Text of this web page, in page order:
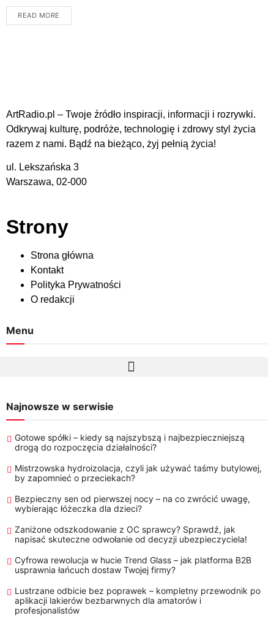
telefony,...
READ MORE
ArtRadio.pl – Twoje źródło inspiracji, informacji i rozrywki.
Odkrywaj kulturę, podróże, technologię i zdrowy styl życia
razem z nami. Bądź na bieżąco, żyj pełnią życia!
ul. Lekszańska 3
Warszawa, 02-000
Strony
Strona główna
Kontakt
Polityka Prywatności
O redakcji
Menu
Najnowsze w serwisie
Gotowe spółki – kiedy są najszybszą i najbezpieczniejszą
drogą do rozpoczęcia działalności?
Mistrzowska hydroizolacja, czyli jak używać taśmy butylowej,
by zapomnieć o przeciekach?
Bezpieczny sen od pierwszej nocy – na co zwrócić uwagę,
wybierając łóżeczka dla dzieci?
Zaniżone odszkodowanie z OC sprawcy? Sprawdź, jak
napisać skuteczne odwołanie od decyzji ubezpieczyciela!
Cyfrowa rewolucja w hucie Trend Glass – jak platforma B2B
usprawnia łańcuch dostaw Twojej firmy?
Lustrzane odbicie bez poprawek – kompletny przewodnik po
aplikacji lakierów bezbarwnych dla amatorów i
profesjonalistów